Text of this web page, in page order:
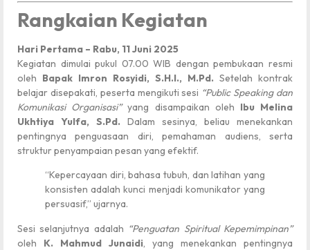
Rangkaian Kegiatan
Hari Pertama – Rabu, 11 Juni 2025
Kegiatan dimulai pukul 07.00 WIB dengan pembukaan resmi
oleh Bapak Imron Rosyidi, S.H.I., M.Pd. Setelah kontrak
belajar disepakati, peserta mengikuti sesi “Public Speaking dan
Komunikasi Organisasi”yang disampaikan oleh Ibu Melina
Ukhtiya Yulfa, S.Pd. Dalam sesinya, beliau menekankan
pentingnya penguasaan diri, pemahaman audiens, serta
struktur penyampaian pesan yang efektif.
“Kepercayaan diri, bahasa tubuh, dan latihan yang
konsisten adalah kunci menjadi komunikator yang
persuasif,” ujarnya.
Sesi selanjutnya adalah “Penguatan Spiritual Kepemimpinan”
oleh K. Mahmud Junaidi, yang menekankan pentingnya